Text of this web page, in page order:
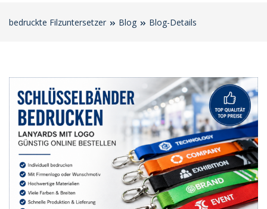
bedruckte Filzuntersetzer Blog Blog-Details